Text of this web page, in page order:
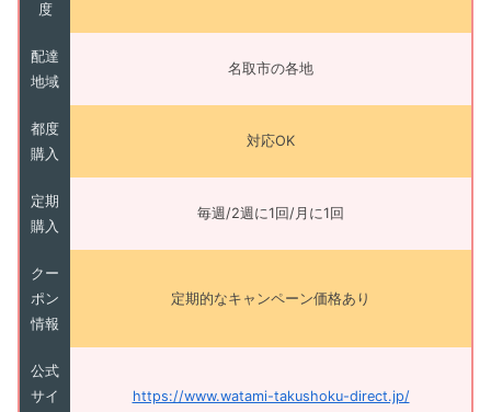
度
配達
地域
名取市の各地
都度
購入
対応OK
定期
購入
毎週/2週に1回/月に1回
クー
ポン
情報
定期的なキャンペーン価格あり
公式
サイ
https://www.watami-takushoku-direct.jp/